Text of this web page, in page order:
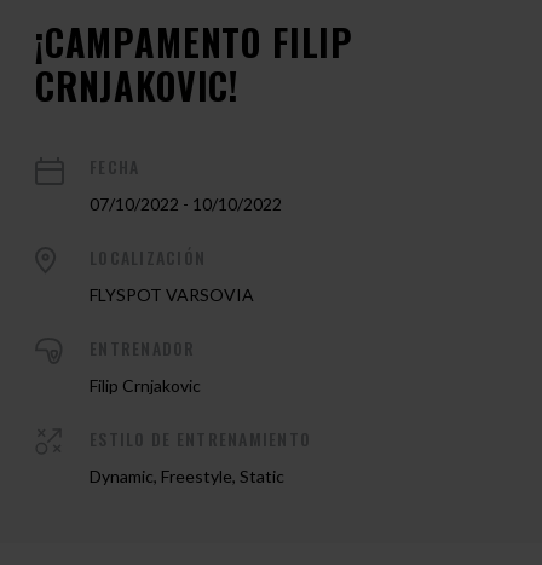
¡CAMPAMENTO FILIP
CRNJAKOVIC!
07/10/2022 - 10/10/2022
FLYSPOT VARSOVIA
Filip Crnjakovic
Dynamic, Freestyle, Static